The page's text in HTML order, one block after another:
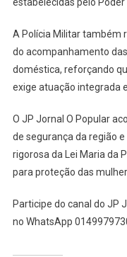
estabelecidas pelo Poder
A Polícia Militar também
do acompanhamento
doméstica, reforçando
exige atuação integrada
O JP Jornal O Popular
de segurança da região
rigorosa da Lei Maria da
para proteção das
Participe do canal do JP
no WhatsApp